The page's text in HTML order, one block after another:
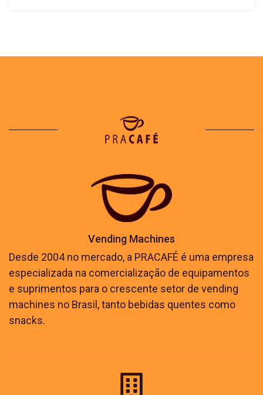
Vending Machines
Desde 2004 no mercado, a PRACAFÉ é uma empresa
especializada na comercialização de equipamentos
e suprimentos para o crescente setor de vending
machines no Brasil, tanto bebidas quentes como
snacks.